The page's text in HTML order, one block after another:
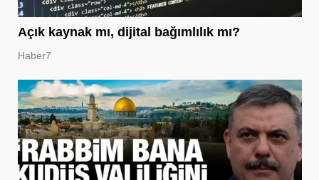
Açık kaynak mı, dijital bağımlılık mı?
Haber7